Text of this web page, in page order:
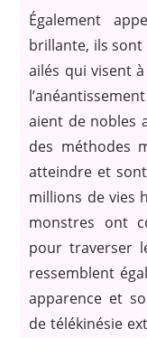
Également
brillante, ils sont
ailés qui visent
aient de nobles
des méthodes
atteindre et
millions de vies
monstres ont
pour traverser
ressemblent
apparence et
de télékinésie